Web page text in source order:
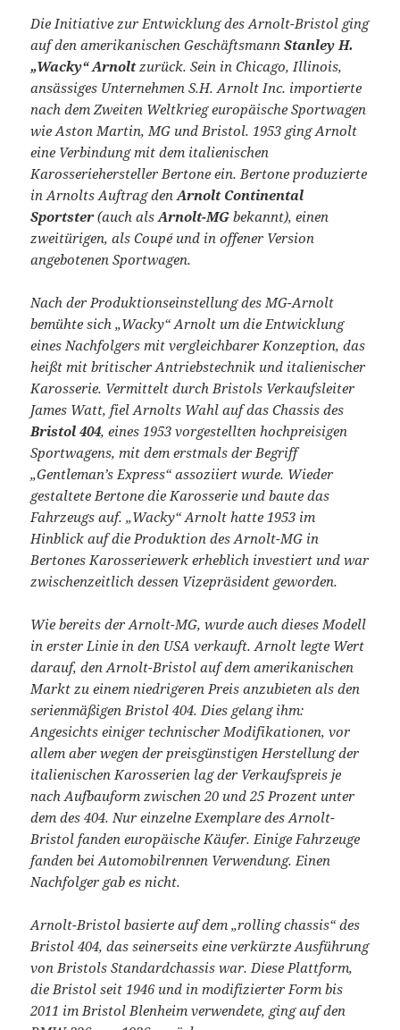
Die Initiative zur Entwicklung des Arnolt-Bristol ging
auf den amerikanischen GeschäftsmannStanley H.
„Wacky“ Arnoltzurück. Sein in Chicago, Illinois,
ansässiges Unternehmen S.H. Arnolt Inc. importierte
nach dem Zweiten Weltkrieg europäische Sportwagen
wie Aston Martin, MG und Bristol. 1953 ging Arnolt
eine Verbindung mit dem italienischen
Karosseriehersteller Bertone ein. Bertone produzierte
in Arnolts Auftrag denArnolt Continental
Sportster(auch alsArnolt-MG bekannt), einen
zweitürigen, als Coupé und in offener Version
angebotenen Sportwagen.
Nach der Produktionseinstellung des MG-Arnolt
bemühte sich „Wacky“ Arnolt um die Entwicklung
eines Nachfolgers mit vergleichbarer Konzeption, das
heißt mit britischer Antriebstechnik und italienischer
Karosserie. Vermittelt durch Bristols Verkaufsleiter
James Watt, fiel Arnolts Wahl auf das Chassis des
Bristol 404, eines 1953 vorgestellten hochpreisigen
Sportwagens, mit dem erstmals der Begriff
„Gentleman’s Express“ assoziiert wurde. Wieder
gestaltete Bertone die Karosserie und baute das
Fahrzeugs auf. „Wacky“ Arnolt hatte 1953 im
Hinblick auf die Produktion des Arnolt-MG in
Bertones Karosseriewerk erheblich investiert und war
zwischenzeitlich dessen Vizepräsident geworden.
Wie bereits der Arnolt-MG, wurde auch dieses Modell
in erster Linie in den USA verkauft. Arnolt legte Wert
darauf, den Arnolt-Bristol auf dem amerikanischen
Markt zu einem niedrigeren Preis anzubieten als den
serienmäßigen Bristol 404. Dies gelang ihm:
Angesichts einiger technischer Modifikationen, vor
allem aber wegen der preisgünstigen Herstellung der
italienischen Karosserien lag der Verkaufspreis je
nach Aufbauform zwischen 20 und 25 Prozent unter
dem des 404. Nur einzelne Exemplare des Arnolt-
Bristol fanden europäische Käufer. Einige Fahrzeuge
fanden bei Automobilrennen Verwendung. Einen
Nachfolger gab es nicht.
Arnolt-Bristol basierte auf dem „rolling chassis“ des
Bristol 404, das seinerseits eine verkürzte Ausführung
von Bristols Standardchassis war. Diese Plattform,
die Bristol seit 1946 und in modifizierter Form bis
2011 im Bristol Blenheim verwendete, ging auf den